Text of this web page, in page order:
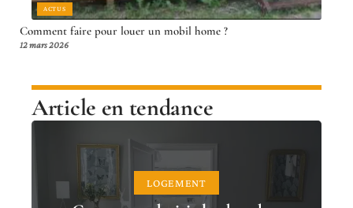
ACTUS
Comment faire pour louer un mobil home ?
12 mars 2026
Article en tendance
LOGEMENT